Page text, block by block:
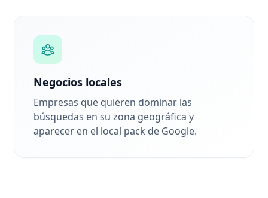
Negocios locales
Empresas que quieren dominar las
búsquedas en su zona geográfica y
aparecer en el local pack de Google.